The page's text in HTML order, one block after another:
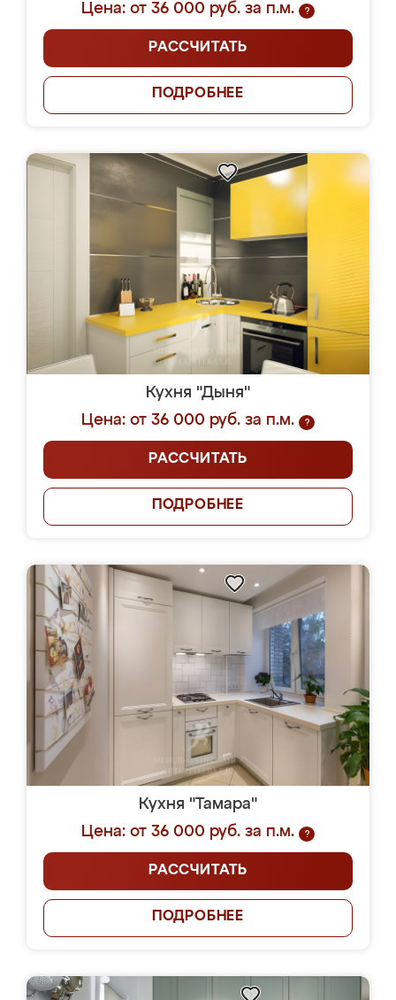
Цена: от 36 000 руб. за п.м.
?
РАССЧИТАТЬ
ПОДРОБНЕЕ
Кухня "Дыня"
Цена: от 36 000 руб. за п.м.
?
РАССЧИТАТЬ
ПОДРОБНЕЕ
Кухня "Тамара"
Цена: от 36 000 руб. за п.м.
?
РАССЧИТАТЬ
ПОДРОБНЕЕ